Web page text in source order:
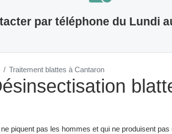
par téléphone du Lundi
Traitement blattes à Cantaron
ne piquent pas les hommes et qui ne produisent pas